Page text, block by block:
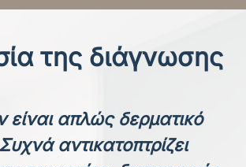
της διάγνωσης
είναι απλώς δερματικό
αντικατοπτρίζει